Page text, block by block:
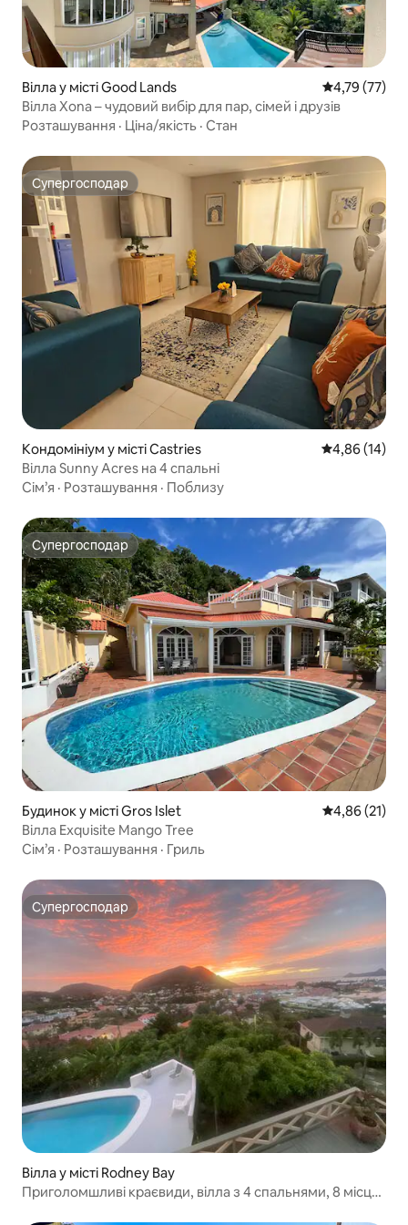
Вілла у місті Good Lands Середня
4,79 (77)
Вілла Xona – чудовий вибір для пар, сімей і друзів
Розташування · Ціна/якість · Стан
Супергосподар
Супергосподар
Кондомініум у місті Castries Середня
4,86 (14)
Вілла Sunny Acres на 4 спальні
Сім’я · Розташування · Поблизу
Супергосподар
Супергосподар
Будинок у місті Gros Islet Середня
4,86 (21)
Вілла Exquisite Mango Tree
Сім’я · Розташування · Гриль
Супергосподар
Супергосподар
Вілла у місті Rodney Bay
Приголомшливі краєвиди, вілла з 4 спальнями, 8 місць,